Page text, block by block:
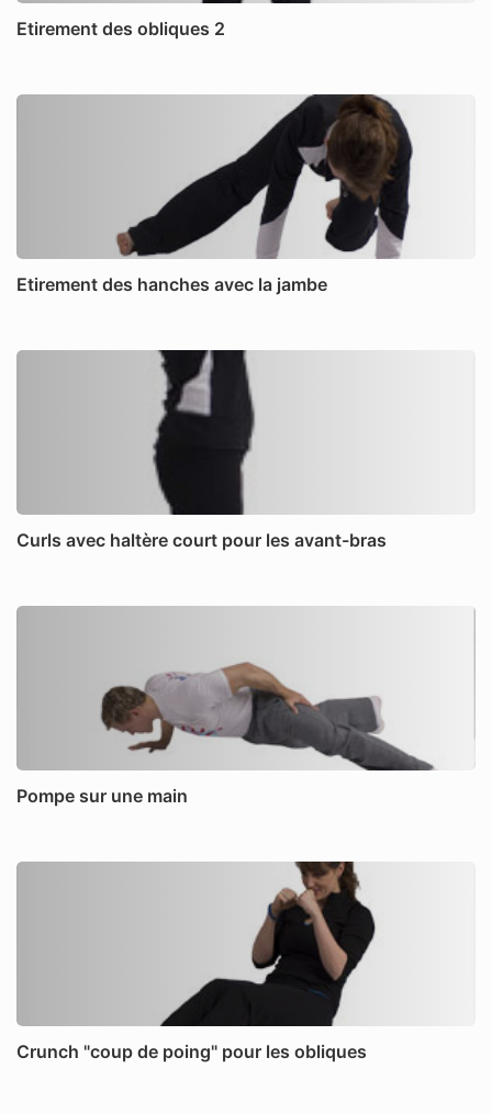
Etirement des obliques 2
Etirement des hanches avec la jambe
Curls avec haltère court pour les avant-bras
Pompe sur une main
Crunch "coup de poing" pour les obliques